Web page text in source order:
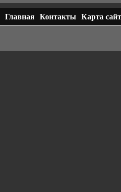
Главная Контакты Карта